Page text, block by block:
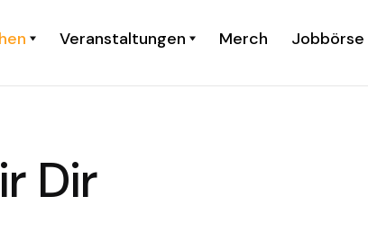
Veranstaltungen Merch Jobbörse
Dir